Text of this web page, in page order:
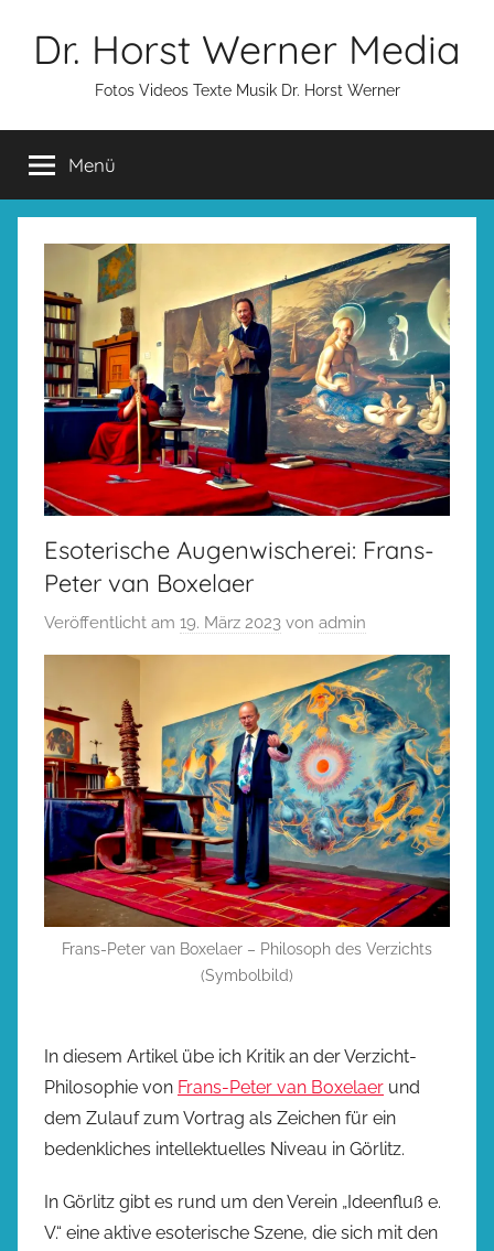
InhaltDr. Horst Werner Media
Fotos Videos Texte Musik Dr. Horst Werner
Menü
Esoterische Augenwischerei: Frans-
Peter van Boxelaer
Veröffentlicht am 19. März 2023 von admin
Frans-Peter van Boxelaer – Philosoph des Verzichts
(Symbolbild)
In diesem Artikel übe ich Kritik an der Verzicht-
Philosophie von Frans-Peter van Boxelaer und
dem Zulauf zum Vortrag als Zeichen für ein
bedenkliches intellektuelles Niveau in Görlitz.
In Görlitz gibt es rund um den Verein „Ideenfluß e.
V.“ eine aktive esoterische Szene, die sich mit den